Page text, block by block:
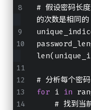
# 假设密码长
的次数是相同的
# 分析每个密
for i in
# 找到